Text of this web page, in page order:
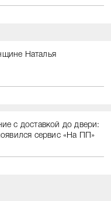
Наталья
с доставкой до двери:
сервис «На ПП»